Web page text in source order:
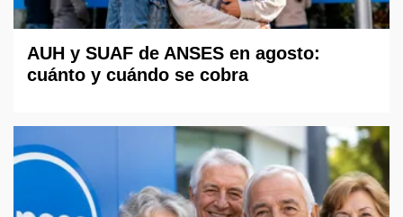
AUH y SUAF de ANSES en agosto:
cuánto y cuándo se cobra